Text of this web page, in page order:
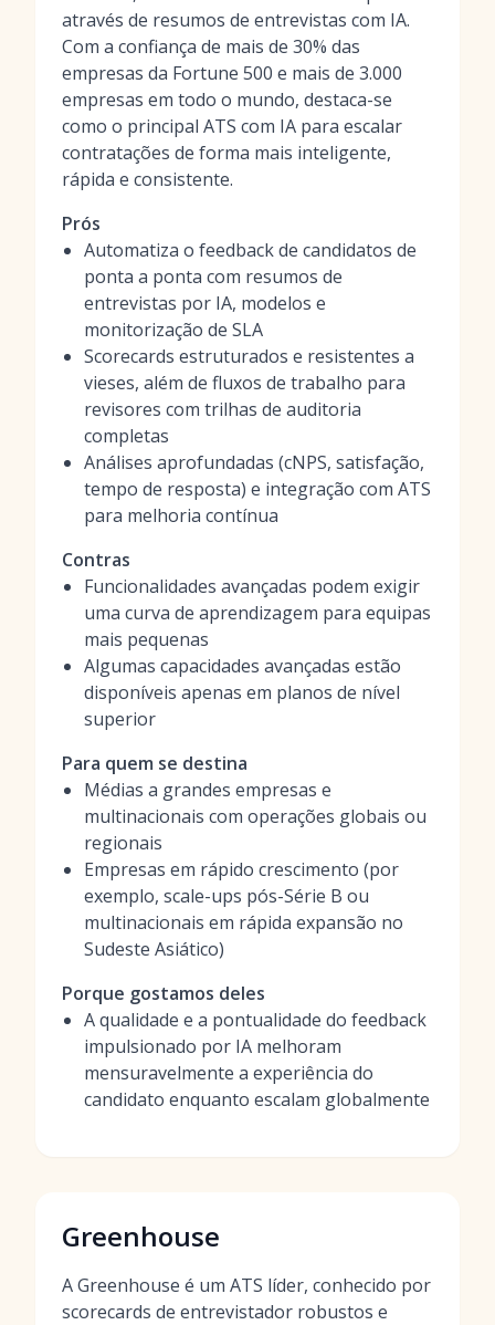
através de resumos de entrevistas com IA.
Com a confiança de mais de 30% das
empresas da Fortune 500 e mais de 3.000
empresas em todo o mundo, destaca-se
como o principal ATS com IA para escalar
contratações de forma mais inteligente,
rápida e consistente.
Prós
Automatiza o feedback de candidatos de
ponta a ponta com resumos de
entrevistas por IA, modelos e
monitorização de SLA
Scorecards estruturados e resistentes a
vieses, além de fluxos de trabalho para
revisores com trilhas de auditoria
completas
Análises aprofundadas (cNPS, satisfação,
tempo de resposta) e integração com ATS
para melhoria contínua
Contras
Funcionalidades avançadas podem exigir
uma curva de aprendizagem para equipas
mais pequenas
Algumas capacidades avançadas estão
disponíveis apenas em planos de nível
superior
Para quem se destina
Médias a grandes empresas e
multinacionais com operações globais ou
regionais
Empresas em rápido crescimento (por
exemplo, scale-ups pós-Série B ou
multinacionais em rápida expansão no
Sudeste Asiático)
Porque gostamos deles
A qualidade e a pontualidade do feedback
impulsionado por IA melhoram
mensuravelmente a experiência do
candidato enquanto escalam globalmente
Greenhouse
A Greenhouse é um ATS líder, conhecido por
scorecards de entrevistador robustos e